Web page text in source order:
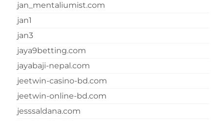
jan_mentaliumist.com
jan1
jan3
jaya9betting.com
jayabaji-nepal.com
jeetwin-casino-bd.com
jeetwin-online-bd.com
jesssaldana.com